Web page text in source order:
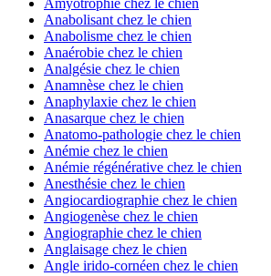
Anabolisant chez le chien
Anabolisme chez le chien
Anaérobie chez le chien
Analgésie chez le chien
Anamnèse chez le chien
Anaphylaxie chez le chien
Anasarque chez le chien
Anatomo-pathologie chez le chien
Anémie chez le chien
Anémie régénérative chez le chien
Anesthésie chez le chien
Angiocardiographie chez le chien
Angiogenèse chez le chien
Angiographie chez le chien
Anglaisage chez le chien
Angle irido-cornéen chez le chien